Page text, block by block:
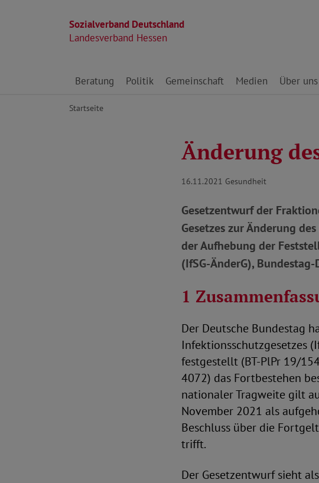
Sozialverband Deutschland
Landesverband Hessen
Direkt zu den Inhalten springen
Beratung Politik Gemeinschaft Medien Über uns
Startseite
Änderung
16.11.2021 Gesundheit
Gesetzentwurf der
Gesetzes zur Änderung
der Aufhebung der
(IfSG-ÄnderG),
1
Der Deutsche Bundestag
Infektionsschutzgesetzes
festgestellt (BT-PlPr 19/
4072) das Fortbestehen
nationaler Tragweite gilt
November 2021 als
Beschluss über die
trifft.
Der Gesetzentwurf sieht